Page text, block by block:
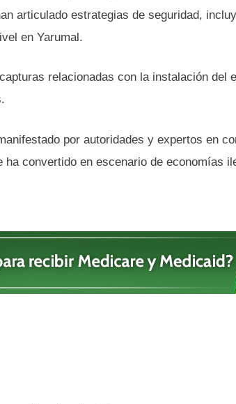
articulado estrategias de seguridad,
en Yarumal.
relacionadas con la instalación del
por autoridades y expertos en
convertido en escenario de economías